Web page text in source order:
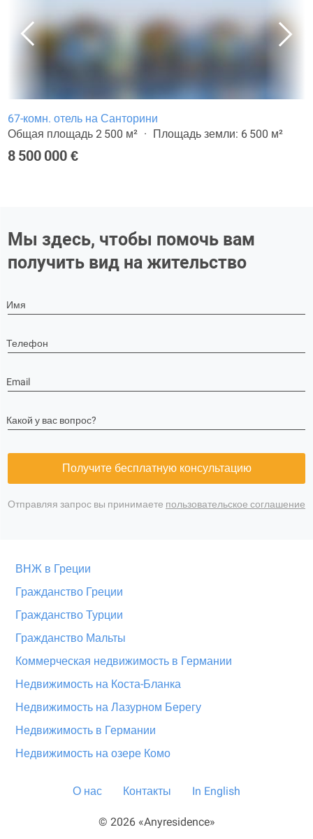
67-комн. отель на Санторини
Общая площадь 2 500 м²
Площадь земли: 6 500 м²
8 500 000 €
Мы здесь, чтобы помочь вам
получить вид на жительство
Имя
Телефон
Email
Какой у вас вопрос?
Получите бесплатную консультацию
Отправляя запрос вы принимаете пользовательское соглашение
ВНЖ в Греции
Гражданство Греции
Гражданство Турции
Гражданство Мальты
Коммерческая недвижимость в Германии
Недвижимость на Коста-Бланка
Недвижимость на Лазурном Берегу
Недвижимость в Германии
Недвижимость на озере Комо
О нас Контакты In English
© 2026 «Anyresidence»